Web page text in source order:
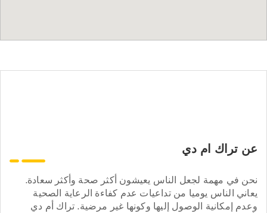
عن تراك ام دي
نحن في مهمة لجعل الناس يعيشون أكثر صحة وأكثر سعادة.
يعاني الناس يوميا من تداعيات عدم كفاءة الرعاية الصحية
وعدم إمكانية الوصول إليها وكونها غير مرضية. تراك أم دي